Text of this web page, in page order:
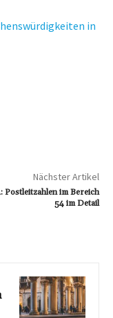
in
Nächster Artikel
Postleitzahlen im Bereich
54 im Detail